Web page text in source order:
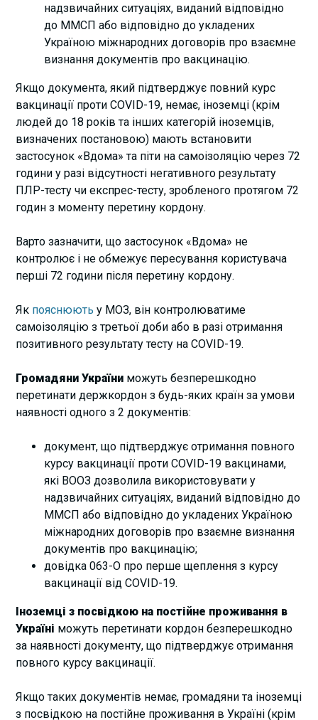
надзвичайних ситуаціях, виданий відповідно
до ММСП або відповідно до укладених
Україною міжнародних договорів про взаємне
визнання документів про вакцинацію.
Якщо документа, який підтверджує повний курс
вакцинації проти COVID-19, немає, іноземці (крім
людей до 18 років та інших категорій іноземців,
визначених постановою) мають встановити
застосунок «Вдома» та піти на самоізоляцію через 72
години у разі відсутності негативного результату
ПЛР-тесту чи експрес-тесту, зробленого протягом 72
годин з моменту перетину кордону.
Варто зазначити, що застосунок «Вдома» не
контролює і не обмежує пересування користувача
перші 72 години після перетину кордону.
Як пояснюють у МОЗ, він контролюватиме
самоізоляцію з третьої доби або в разі отримання
позитивного результату тесту на COVID-19.
Громадяни України можуть безперешкодно
перетинати держкордон з будь-яких країн за умови
наявності одного з 2 документів:
документ, що підтверджує отримання повного
курсу вакцинації проти COVID-19 вакцинами,
які ВООЗ дозволила використовувати у
надзвичайних ситуаціях, виданий відповідно до
ММСП або відповідно до укладених Україною
міжнародних договорів про взаємне визнання
документів про вакцинацію;
довідка 063-О про перше щеплення з курсу
вакцинації від COVID-19.
Іноземці з посвідкою на постійне проживання в
Україні можуть перетинати кордон безперешкодно
за наявності документу, що підтверджує отримання
повного курсу вакцинації.
Якщо таких документів немає, громадяни та іноземці
з посвідкою на постійне проживання в Україні (крім